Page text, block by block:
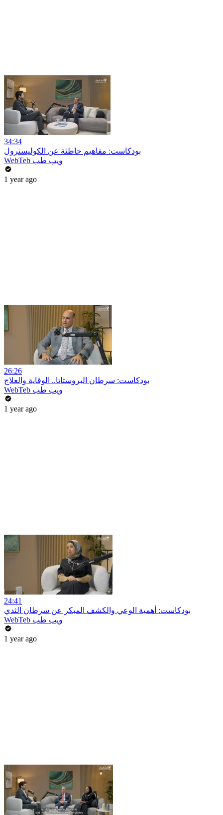
34:34
بودكاست: مفاهيم خاطئة عن الكوليسترول
WebTeb ويب طب
1 year ago
26:26
بودكاست: سرطان البروستاتا.. الوقاية والعلاج
WebTeb ويب طب
1 year ago
24:41
بودكاست: أهمية الوعي والكشف المبكر عن سرطان الثدي
WebTeb ويب طب
1 year ago